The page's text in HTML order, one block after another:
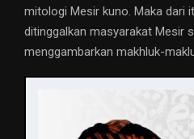
mitologi Mesir kuno. Maka dari
ditinggalkan masyarakat Mesir
menggambarkan makhluk-